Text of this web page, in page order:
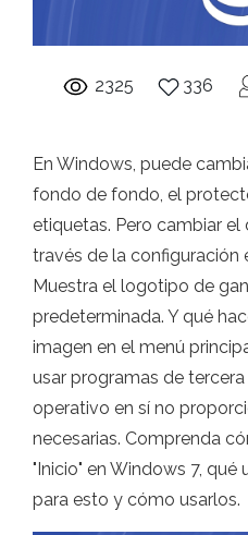
2325 336
En Windows, puede
fondo de fondo, el
etiquetas. Pero cambiar el
través de la configuración
Muestra el logotipo de
predeterminada. Y qué
imagen en el menú
usar programas de
operativo en sí no
necesarias. Comprenda
"Inicio" en Windows 7,
para esto y cómo usarlos.